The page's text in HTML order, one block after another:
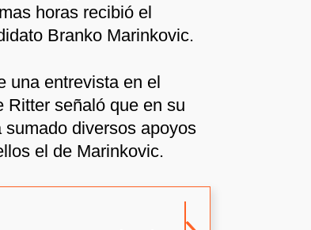
horas recibió el
Branko Marinkovic.
una entrevista en el
Ritter señaló que en su
diversos apoyos
el de Marinkovic.